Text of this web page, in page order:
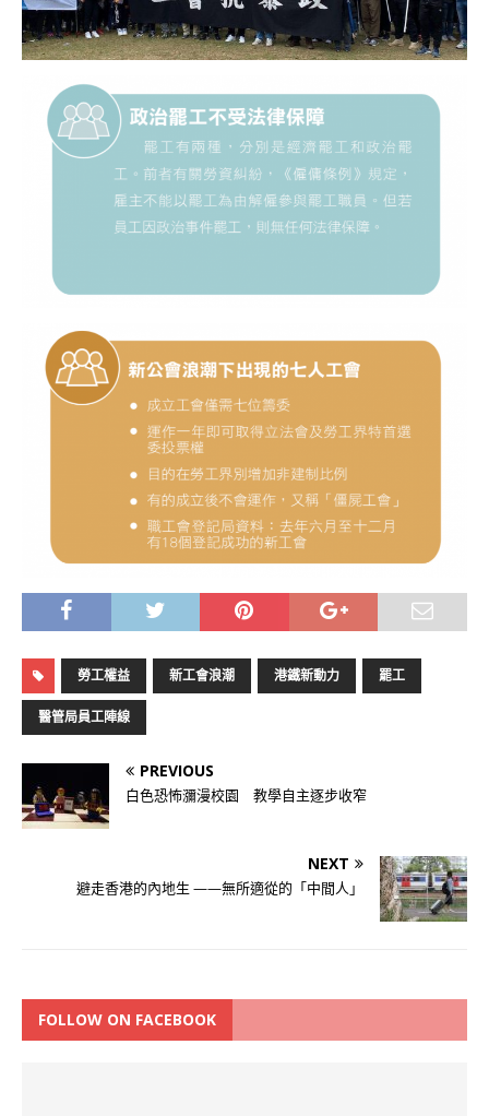
勞工權益 新工會浪潮 港鐵新動力 罷工
醫管局員工陣線
PREVIOUS
白色恐怖瀰漫校園 教學自主逐步收窄
NEXT
避走香港的內地生 ——無所適從的「中間人」
FOLLOW ON FACEBOOK